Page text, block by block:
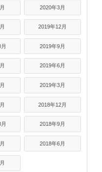
2020年3月
2019年12月
2019年9月
2019年6月
2019年3月
2018年12月
2018年9月
2018年6月